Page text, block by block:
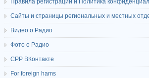
Правила регистрации и Политика
Сайты и страницы региональных и местных
Видео о Радио
Фото о Радио
СРР ВКонтакте
For foreign hams